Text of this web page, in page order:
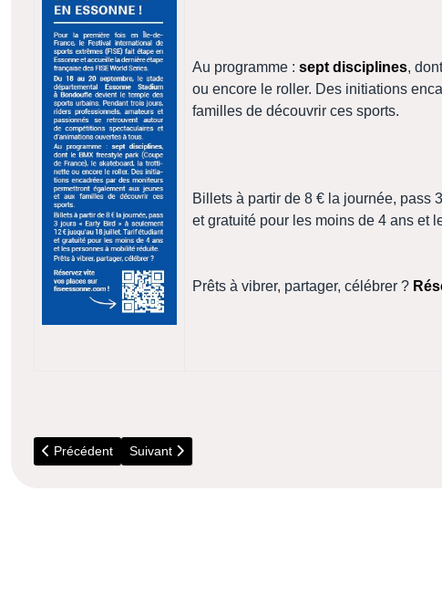
Au programme : sept disciplines,
ou encore le roller. Des initiations
familles de découvrir ces sports.
Billets à partir de 8 € la journée, pass
et gratuité pour les moins de 4 ans et
Prêts à vibrer, partager, célébrer ?
Article précédent : 14 Septembre - Lardy - Atelier Art et Nature
Précédent Article suivant : 20 Février - RER C - Message du
Suivant